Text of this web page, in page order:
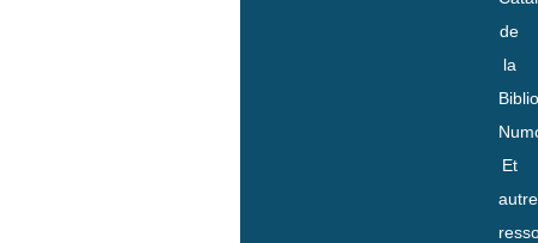
de
la
Et